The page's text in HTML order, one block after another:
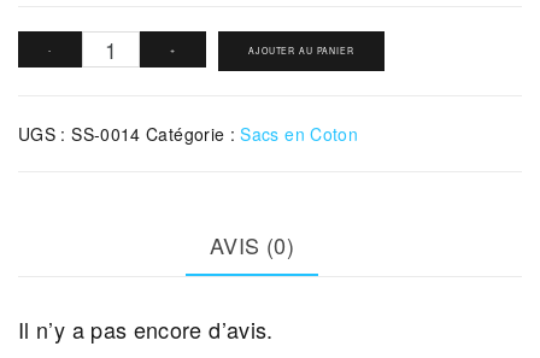
-
quantité
Coton
+ AJOUTER AU PANIER
UGS :SS-0014 Catégorie :Sacs en Coton
AVIS (0)
Il n’y a pas encore d’avis.